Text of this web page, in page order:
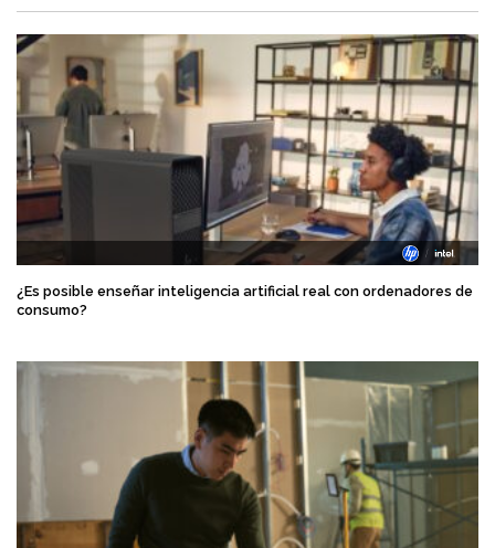
¿Es posible enseñar inteligencia artificial real con ordenadores de
consumo?